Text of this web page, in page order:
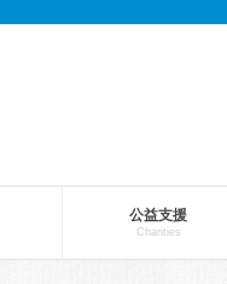
公益支援
Charities